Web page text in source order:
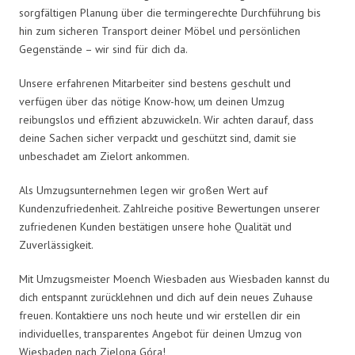
sorgfältigen Planung über die termingerechte Durchführung bis
hin zum sicheren Transport deiner Möbel und persönlichen
Gegenstände – wir sind für dich da.
Unsere erfahrenen Mitarbeiter sind bestens geschult und
verfügen über das nötige Know-how, um deinen Umzug
reibungslos und effizient abzuwickeln. Wir achten darauf, dass
deine Sachen sicher verpackt und geschützt sind, damit sie
unbeschadet am Zielort ankommen.
Als Umzugsunternehmen legen wir großen Wert auf
Kundenzufriedenheit. Zahlreiche positive Bewertungen unserer
zufriedenen Kunden bestätigen unsere hohe Qualität und
Zuverlässigkeit.
Mit Umzugsmeister Moench Wiesbaden aus Wiesbaden kannst du
dich entspannt zurücklehnen und dich auf dein neues Zuhause
freuen. Kontaktiere uns noch heute und wir erstellen dir ein
individuelles, transparentes Angebot für deinen Umzug von
Wiesbaden nach Zielona Góra!